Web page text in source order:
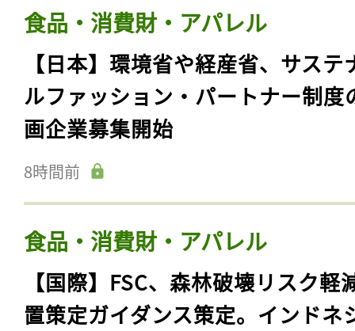
食品・消費財・アパレル
【日本】環境省や経産省、サステ
ルファッション・パートナー制度
画企業募集開始
8時間前
食品・消費財・アパレル
【国際】FSC、森林破壊リスク軽
置策定ガイダンス策定。インドネ